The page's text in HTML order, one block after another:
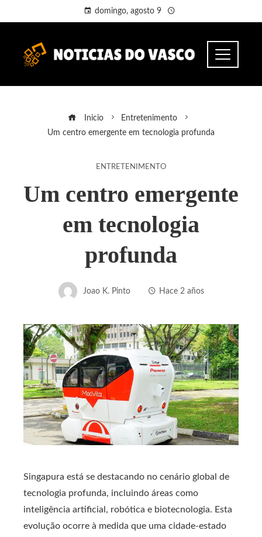
domingo, agosto 9
Inicio
Entretenimento
Um centro emergente em tecnologia profunda
ENTRETENIMENTO
Um centro emergente
em tecnologia
profunda
Joao K. Pinto Hace 2 años
Singapura está se destacando no cenário global de
tecnologia profunda, incluindo áreas como
inteligência artificial, robótica e biotecnologia. Esta
evolução ocorre à medida que uma cidade-estado